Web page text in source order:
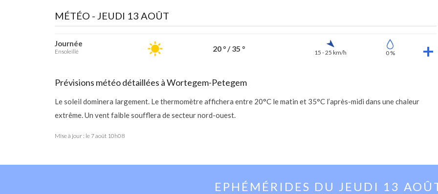
MÉTÉO - JEUDI 13 AOÛT
Journée
Ensoleillé 20 ° / 35 ° 15 - 25 km/h 0 %
Prévisions météo détaillées à Wortegem-Petegem
Le soleil dominera largement. Le thermomètre affichera entre 20°C le matin et 35°C l’après-midi dans une chaleur
extrême. Un vent faible soufflera de secteur nord-ouest.
Mise à jour : le 7 août 10h08
EPHÉMÉRIDES DU JEUDI 13